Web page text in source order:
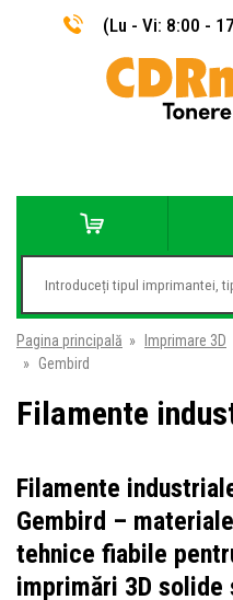
(Lu - Vi: 8:00 -
Pagina principală » Imprimare 3D
» Gembird
Filamente
Filamente
Gembird – materiale
tehnice fiabile
imprimări 3D solide